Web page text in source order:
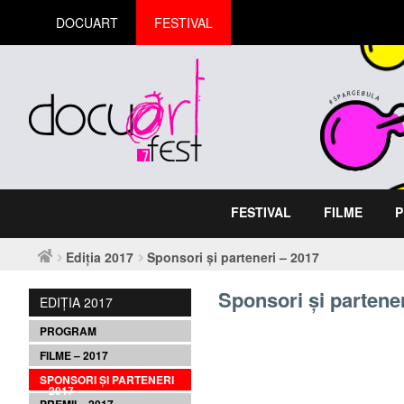
DOCUART FESTIVAL
FESTIVAL FILME
Ediția 2017 Sponsori și parteneri – 2017
EDIȚIA 2017
PROGRAM
FILME – 2017
SPONSORI ȘI PARTENERI
– 2017
Sponsori și